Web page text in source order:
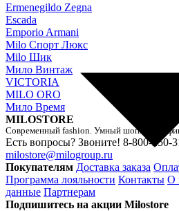
Ermenegildo Zegna
Escada
Emporio Armani
Milo Спорт Люкс
Milo Шик
Мило Винтаж
VICTORIA
MILO ORO
Мило Время
MILOSTORE
Современный fashion. Умный шоппинг.
Есть вопросы? Звоните! 8-800-250-
milostore@milogroup.ru
Покупателям Доставка заказа
Программа лояльности Контакты О
данные Партнерам
Подпишитесь на акции Milostore